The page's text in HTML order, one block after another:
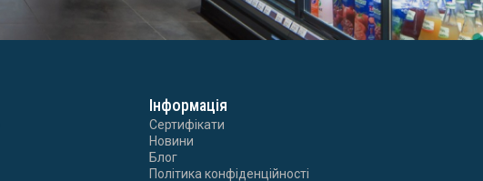
Інформація
Сертифікати
Новини
Блог
Політика конфіденційності